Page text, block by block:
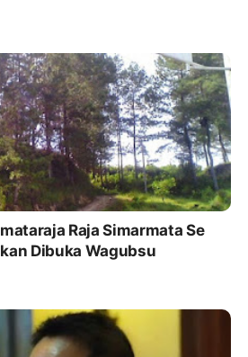
Raja Simarmata Se
Dibuka Wagubsu